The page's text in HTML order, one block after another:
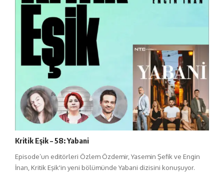
Kritik Eşik – 58: Yabani
Episode’un editörleri Özlem Özdemir, Yasemin Şefik ve Engin
İnan, Kritik Eşik'in yeni bölümünde Yabani dizisini konuşuyor.